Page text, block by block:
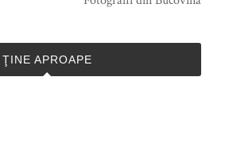
ŢINE APROAPE